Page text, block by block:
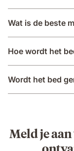
Wat is de beste
Hoe wordt het
Wordt het bed
Meld je